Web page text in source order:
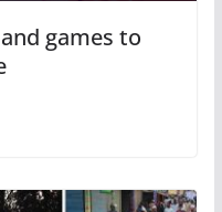
games to